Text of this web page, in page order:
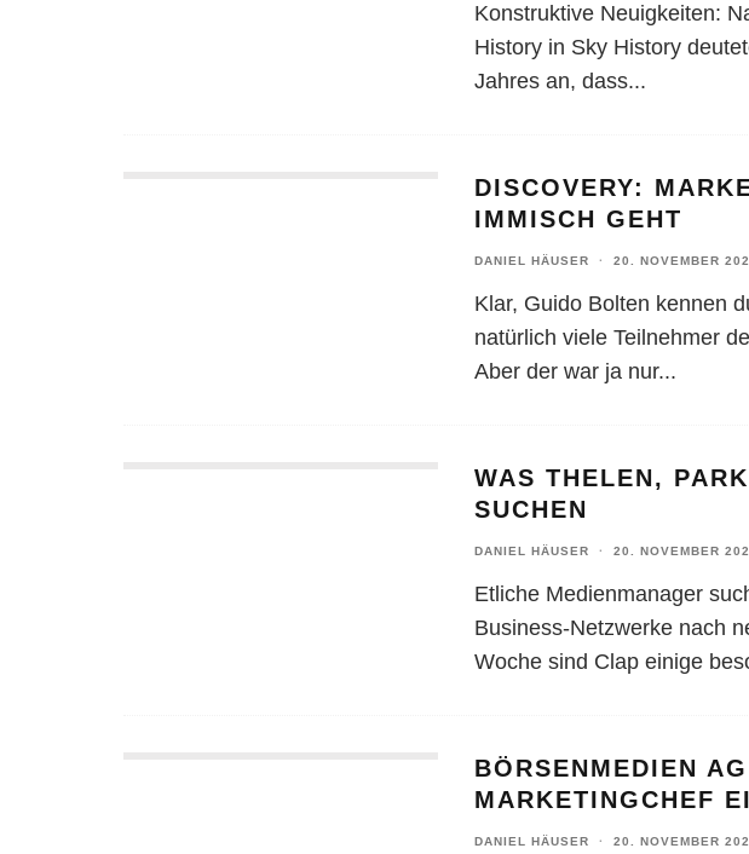
Konstruktive Neuigkeiten:
History in Sky History
Jahres an, dass...
DISCOVERY:
IMMISCH GEHT
DANIEL HÄUSER · 20. NOVEMBER
Klar, Guido Bolten kennen
natürlich viele Teilnehmer
Aber der war ja nur...
WAS THELEN,
SUCHEN
DANIEL HÄUSER · 20. NOVEMBER
Etliche Medienmanager
Business-Netzwerke nach
Woche sind Clap einige
BÖRSENMEDIEN
MARKETINGCHEF
DANIEL HÄUSER · 20. NOVEMBER